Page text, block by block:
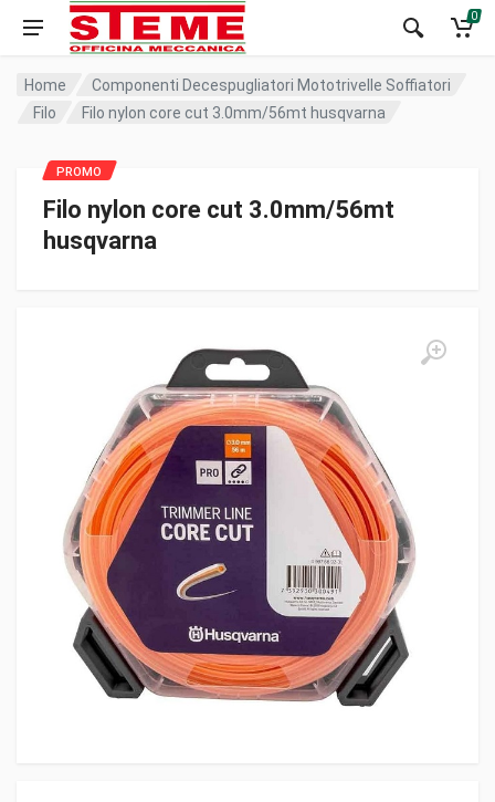
0
Home
Componenti Decespugliatori Mototrivelle Soffiatori
Filo
Filo nylon core cut 3.0mm/56mt husqvarna
Filo nylon core cut 3.0mm/56mt
husqvarna